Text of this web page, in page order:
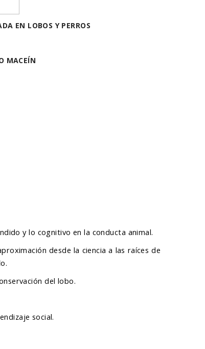
EN LOBOS Y PERROS
MACEÍN
y lo cognitivo en la conducta animal.
desde la ciencia a las raíces de
del lobo.
social.